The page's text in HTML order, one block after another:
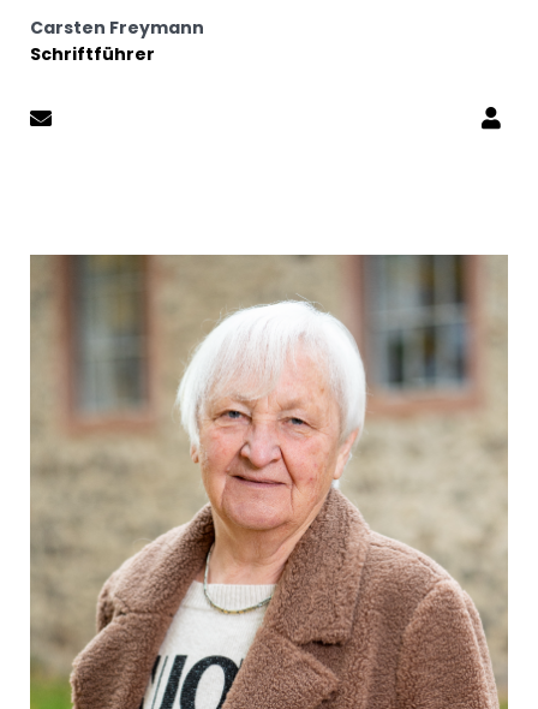
Carsten Freymann
Schriftführer